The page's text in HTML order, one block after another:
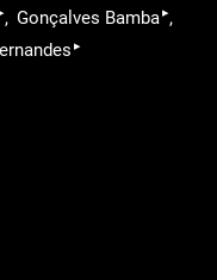
Gonçalves Bamba▸
▸